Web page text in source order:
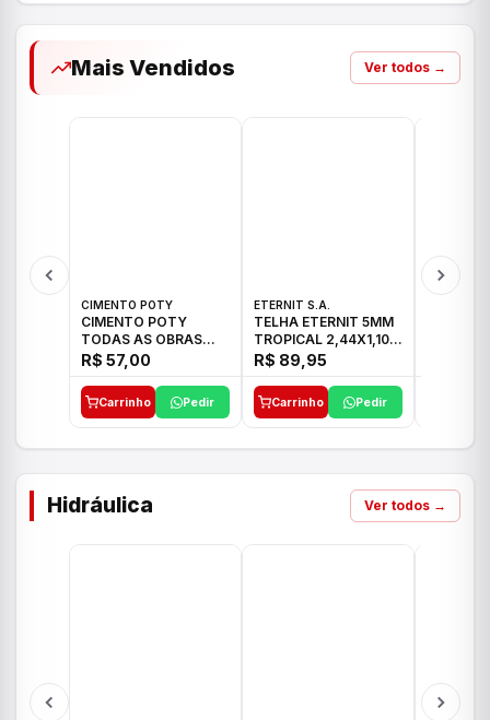
Mais Vendidos Ver todos →
CIMENTO POTY
CIMENTO POTY
TODAS AS OBRAS
50KG CP-II F/32
R$ 57,00
Carrinho Pedir
ETERNIT S.A.
TELHA ETERNIT 5MM
TROPICAL 2,44X1,10
27,10KG
R$ 89,95
Carrinho Pedir
Hidráulica Ver todos →